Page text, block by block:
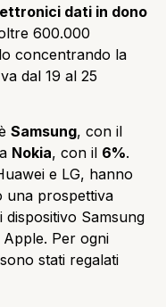
dati in dono
600.000
concentrando la
dal 19 al 25
Samsung, con il
Nokia, con il 6%.
e LG, hanno
una prospettiva
Samsung
Per ogni
stati regalati